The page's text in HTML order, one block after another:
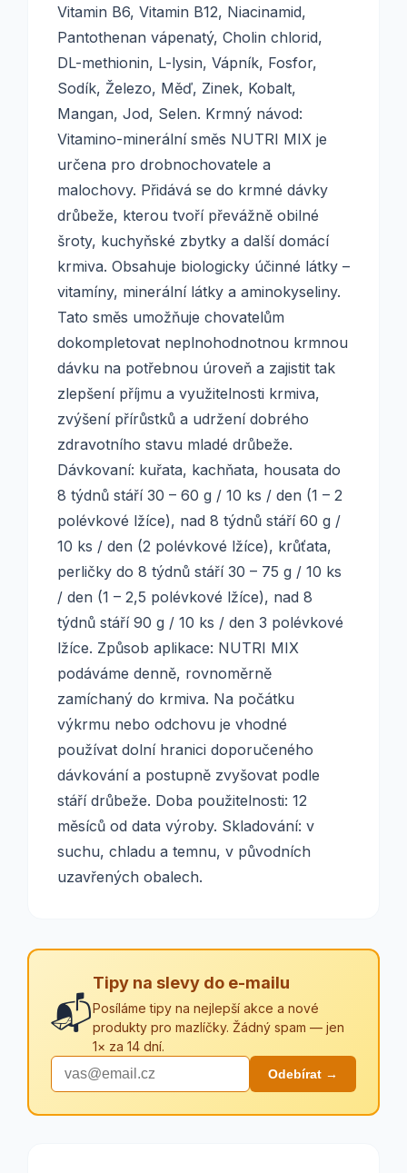
Vitamin B6, Vitamin B12, Niacinamid,
Pantothenan vápenatý, Cholin chlorid,
DL-methionin, L-lysin, Vápník, Fosfor,
Sodík, Železo, Měď, Zinek, Kobalt,
Mangan, Jod, Selen. Krmný návod:
Vitamino-minerální směs NUTRI MIX je
určena pro drobnochovatele a
malochovy. Přidává se do krmné dávky
drůbeže, kterou tvoří převážně obilné
šroty, kuchyňské zbytky a další domácí
krmiva. Obsahuje biologicky účinné látky –
vitamíny, minerální látky a aminokyseliny.
Tato směs umožňuje chovatelům
dokompletovat neplnohodnotnou krmnou
dávku na potřebnou úroveň a zajistit tak
zlepšení příjmu a využitelnosti krmiva,
zvýšení přírůstků a udržení dobrého
zdravotního stavu mladé drůbeže.
Dávkovaní: kuřata, kachňata, housata do
8 týdnů stáří 30 – 60 g / 10 ks / den (1 – 2
polévkové lžíce), nad 8 týdnů stáří 60 g /
10 ks / den (2 polévkové lžíce), krůťata,
perličky do 8 týdnů stáří 30 – 75 g / 10 ks
/ den (1 – 2,5 polévkové lžíce), nad 8
týdnů stáří 90 g / 10 ks / den 3 polévkové
lžíce. Způsob aplikace: NUTRI MIX
podáváme denně, rovnoměrně
zamíchaný do krmiva. Na počátku
výkrmu nebo odchovu je vhodné
používat dolní hranici doporučeného
dávkování a postupně zvyšovat podle
stáří drůbeže. Doba použitelnosti: 12
měsíců od data výroby. Skladování: v
suchu, chladu a temnu, v původních
uzavřených obalech.
📬
Tipy na slevy do e-mailu
Posíláme tipy na nejlepší akce a nové
produkty pro mazlíčky. Žádný spam — jen
1× za 14 dní.
Odebírat →